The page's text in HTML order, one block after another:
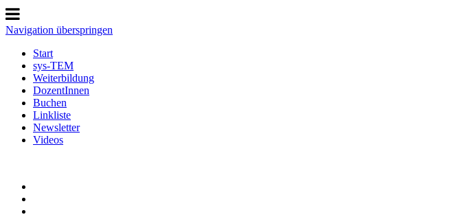
Navigation überspringen
Start
sys-TEM
Weiterbildung
DozentInnen
Buchen
Linkliste
Newsletter
Videos